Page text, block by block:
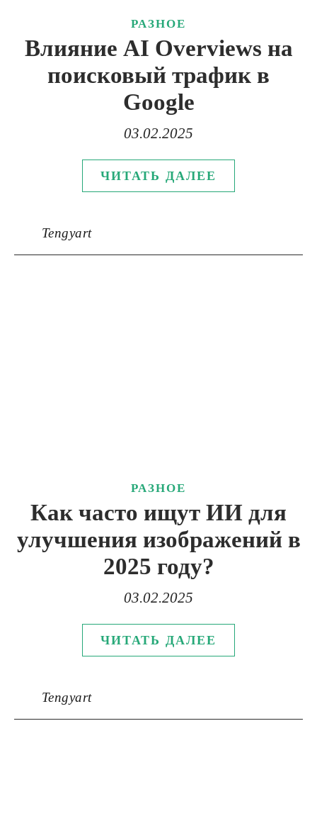
РАЗНОЕ
Влияние AI Overviews на
поисковый трафик в
Google
03.02.2025
ЧИТАТЬ ДАЛЕЕ
Tengyart
РАЗНОЕ
Как часто ищут ИИ для
улучшения изображений в
2025 году?
03.02.2025
ЧИТАТЬ ДАЛЕЕ
Tengyart